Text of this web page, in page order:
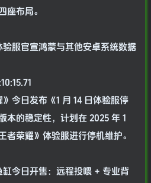
座布局。
服官宣鸿蒙与其他安卓系统数据
今日发布《1 月 14 日体验服停
本的稳定性，计划在 2025 年 1
者荣耀》体验服进行停机维护。
今日开售：远程投喂 + 专业背